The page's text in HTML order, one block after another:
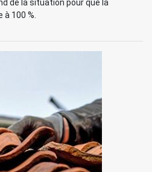
de la situation pour que la
100 %.